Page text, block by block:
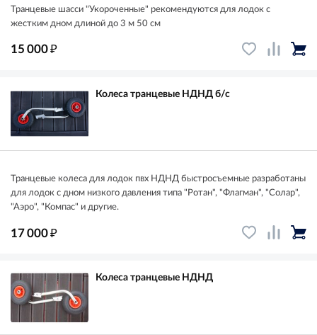
Транцевые шасси "Укороченные" рекомендуются для лодок с
жестким дном длиной до 3 м 50 см
15 000₽
Колеса транцевые НДНД б/с
Транцевые колеса для лодок пвх НДНД быстросъемные разработаны
для лодок с дном низкого давления типа "Ротан", "Флагман", "Солар",
"Аэро", "Компас" и другие.
17 000₽
Колеса транцевые НДНД